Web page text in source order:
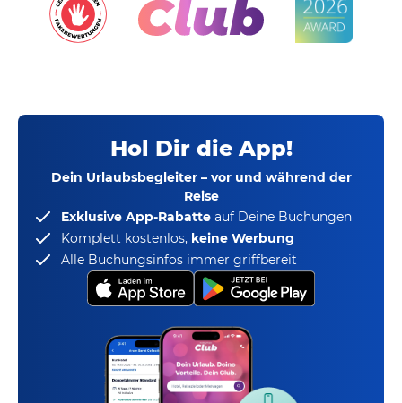
Hol Dir die App!
Dein Urlaubsbegleiter – vor und während der
Reise
Exklusive App-Rabatte auf Deine Buchungen
Komplett kostenlos, keine Werbung
Alle Buchungsinfos immer griffbereit